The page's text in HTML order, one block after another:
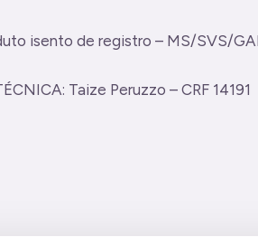
isento de registro – MS/SVS/
Taize Peruzzo – CRF 14191